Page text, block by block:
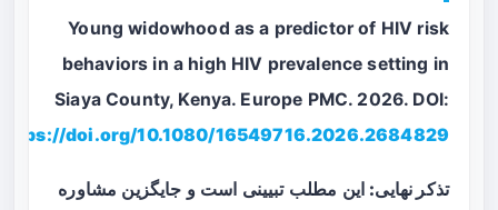
Young widowhood as a predictor of HIV risk
behaviors in a high HIV prevalence setting in
Siaya County, Kenya. Europe PMC. 2026. DOI:
https://doi.org/10.1080/16549716.2026.2684829
تذکر نهایی: این مطلب تبیینی است و جایگزین مشاوره